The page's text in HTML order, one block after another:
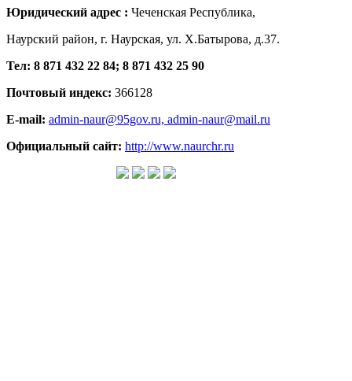
Юридический адрес : Чеченская Республика,
Наурский район, г. Наурская, ул. Х.Батырова, д.37.
Тел: 8 871 432 22 84; 8 871 432 25 90
Почтовый индекс: 366128
E-mail: admin-naur@95gov.ru, admin-naur@mail.ru
Официальный сайт: http://www.naurchr.ru